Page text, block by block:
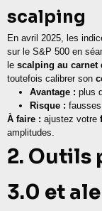
scalping
En avril 2025, les
sur le S&P 500 en
le scalping au carnet
toutefois calibrer son
Avantage : plus
Risque :
À faire : ajustez votre
amplitudes.
2. Outils
3.0 et